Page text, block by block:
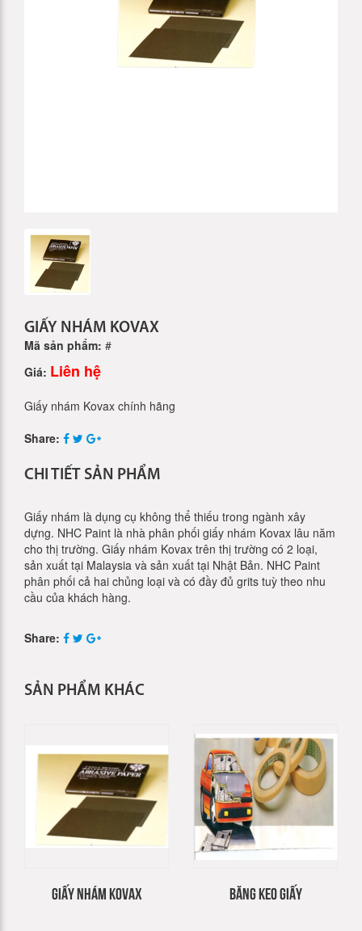
GIẤY NHÁM KOVAX
Mã sản phẩm: #
Giá: Liên hệ
Giấy nhám Kovax chính hãng
Share:
CHI TIẾT SẢN PHẨM
Giấy nhám là dụng cụ không thể thiếu trong ngành xây
dựng. NHC Paint là nhà phân phối giấy nhám Kovax lâu năm
cho thị trường. Giấy nhám Kovax trên thị trường có 2 loại,
sản xuất tại Malaysia và sản xuất tại Nhật Bản. NHC Paint
phân phối cả hai chủng loại và có đầy đủ grits tuỳ theo nhu
cầu của khách hàng.
Share:
SẢN PHẨM KHÁC
GIẤY NHÁM KOVAX BĂNG KEO GIẤY